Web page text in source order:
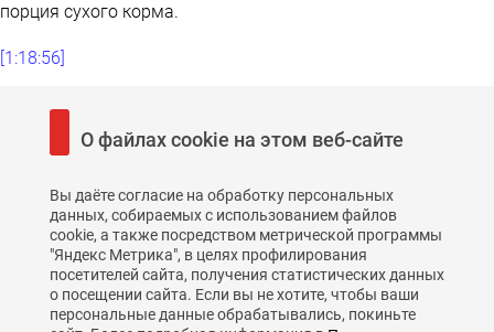
порция сухого корма.
[1:18:56]
Политика конфиденциальности
О файлах cookie на этом веб-сайте
Вы даёте согласие на обработку персональных
данных, собираемых с использованием файлов
cookie, а также посредством метрической программы
"Яндекс Метрика", в целях профилирования
посетителей сайта, получения статистических данных
о посещении сайта. Если вы не хотите, чтобы ваши
персональные данные обрабатывались, покиньте